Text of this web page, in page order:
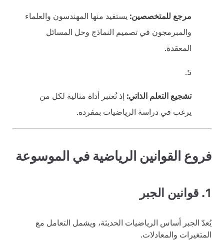
مرجع للمتخصصين: يستفيد منها المهندسون والعلماء
والمبرمجون في تصميم النماذج وحل المسائل
المعقدة.
تشجيع التعلم الذاتي: إذ تُعتبر أداة مثالية لكل من
يرغب في دراسة الرياضيات بمفرده.
فروع القوانين الرياضية في الموسوعة
1. قوانين الجبر
يُعدّ الجبر أساس الرياضيات الحديثة، ويشمل التعامل مع
المتغيرات والمعادلات.